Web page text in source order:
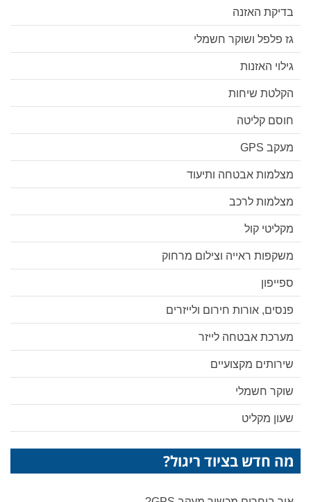
בדיקת האזנה
גז פלפל ושוקר חשמלי
גילוי האזנות
הקלטת שיחות
חוסם קליטה
מעקב GPS
מצלמות אבטחה ותיעוד
מצלמות לרכב
מקליטי קול
משקפות ראייה וצילום מרחוק
ספייפון
פנסים, אורות חירום ולייזרים
מערכת אבטחה לייזר
שירותים מקצועיים
שוקר חשמלי
שעון מקליט
מה חדש בציוד ריגול?